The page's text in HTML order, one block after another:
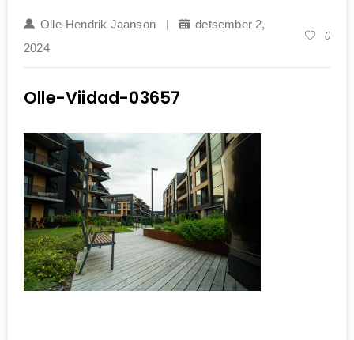
Olle-Hendrik Jaanson
detsember 2,
2024
0
Olle-Viidad-03657